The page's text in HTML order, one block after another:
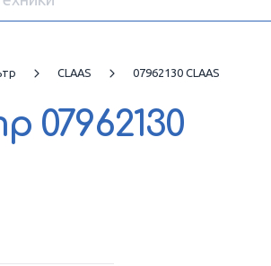
CLAAS 07962130 CLAAS
07962130